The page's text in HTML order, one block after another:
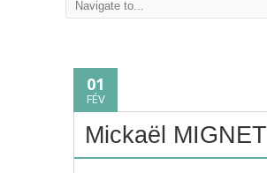
01
FÉV
Mickaël MIGNET